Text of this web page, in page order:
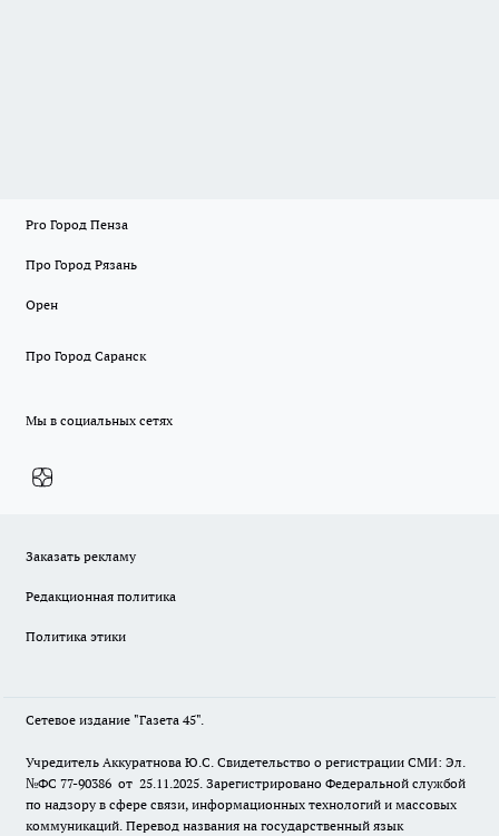
Pro Город Пенза
Про Город Рязань
Орен
Про Город Саранск
Мы в социальных сетях
Заказать рекламу
Редакционная политика
Политика этики
Сетевое издание "Газета 45".
Учредитель Аккуратнова Ю.С. Свидетельство о регистрации СМИ: Эл.
№ФС 77-90386 от 25.11.2025. Зарегистрировано Федеральной службой
по надзору в сфере связи, информационных технологий и массовых
коммуникаций. Перевод названия на государственный язык